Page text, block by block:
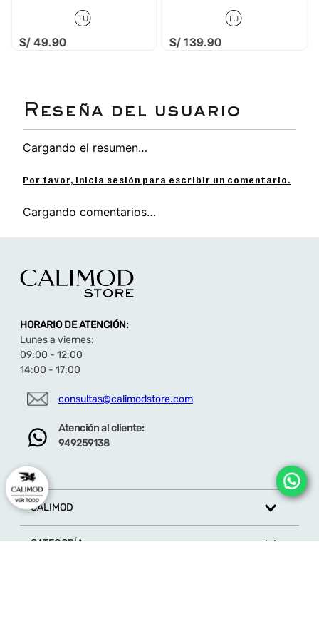
TU
S/ 49.90
TU
S/ 139.90
Cargando el resumen…
Por favor, inicia sesión para escribir un comentario.
Cargando comentarios…
HORARIO DE ATENCIÓN:
Lunes a viernes:
09:00 - 12:00
14:00 - 17:00
consultas@calimodstore.com
Atención al cliente:
949259138
CALIMOD
CATEGORÍA